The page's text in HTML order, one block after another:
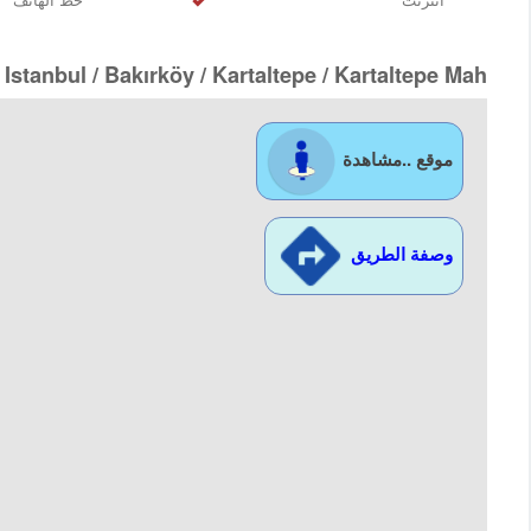
/ Bakırköy/ Kartaltepe/ Kartaltepe Mah.
موقع ..مشاهدة
وصفة الطريق